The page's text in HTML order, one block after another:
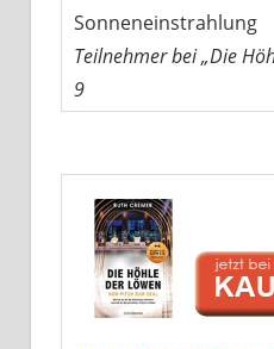
Sonneneinstrahlung
Teilnehmer bei „Die
9